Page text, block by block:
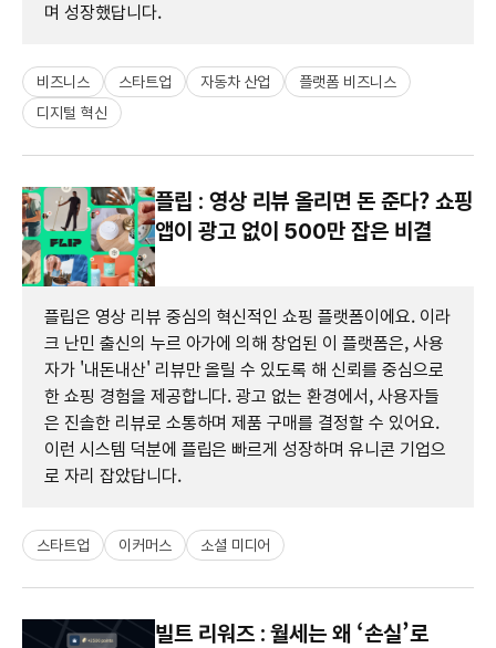
며 성장했답니다.
비즈니스 스타트업 자동차 산업
플랫폼 비즈니스
디지털 혁신
플립 : 영상 리뷰 올리면 돈 준다? 쇼핑
앱이 광고 없이 500만 잡은 비결
플립은 영상 리뷰 중심의 혁신적인 쇼핑 플랫폼이에요. 이라
크 난민 출신의 누르 아가에 의해 창업된 이 플랫폼은, 사용
자가 '내돈내산' 리뷰만 올릴 수 있도록 해 신뢰를 중심으로
한 쇼핑 경험을 제공합니다. 광고 없는 환경에서, 사용자들
은 진솔한 리뷰로 소통하며 제품 구매를 결정할 수 있어요.
이런 시스템 덕분에 플립은 빠르게 성장하며 유니콘 기업으
로 자리 잡았답니다.
스타트업 이커머스 소셜 미디어
빌트 리워즈 : 월세는 왜 ‘손실’로